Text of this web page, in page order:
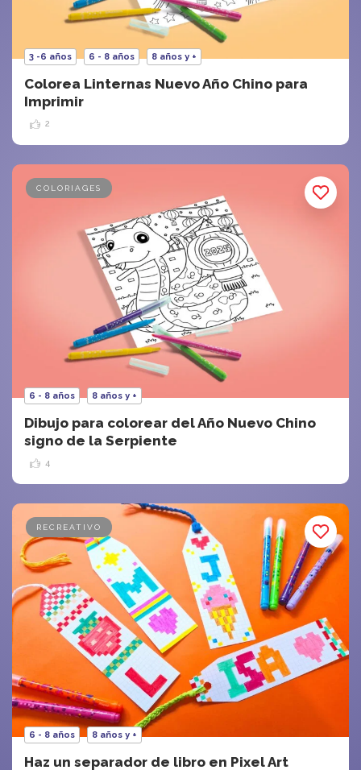
3 -6 años 6 - 8 años 8 años y +
Colorea Linternas Nuevo Año Chino para
Imprimir
2
COLORIAGES
6 - 8 años 8 años y +
Dibujo para colorear del Año Nuevo Chino
signo de la Serpiente
4
RECREATIVO
6 - 8 años 8 años y +
Haz un separador de libro en Pixel Art